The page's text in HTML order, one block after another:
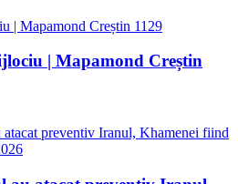
| Mapamond Creștin